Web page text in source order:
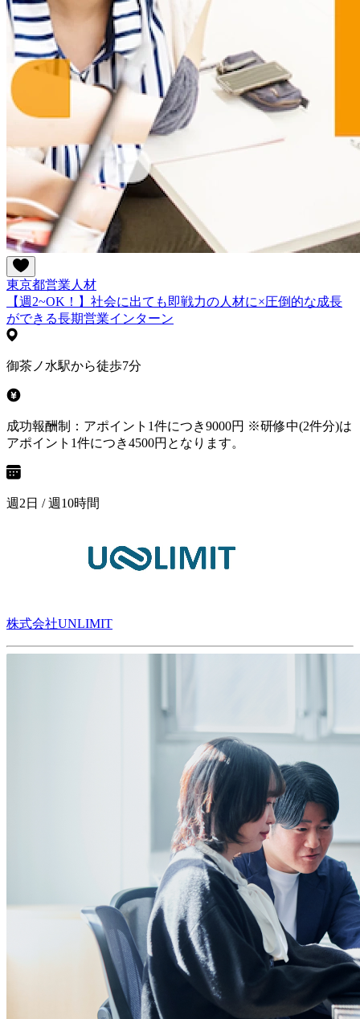
東京都営業 人材
【週2~OK！】社会に出ても即戦力の人材に×圧倒的な成長
ができる長期営業インターン
御茶ノ水駅から徒歩7分
成功報酬制：アポイント1件につき9000円 ※研修中(2件分)は
アポイント1件につき4500円となります。
週2日 / 週10時間
株式会社UNLIMIT